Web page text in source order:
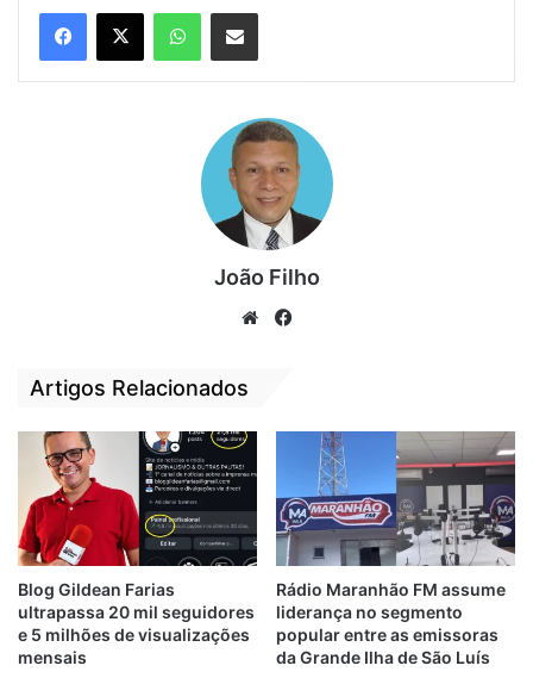
carisma únicos da Pequena Notável,
destacando seu lado divertido, irônico e
produzidas a mão, com figurinos inspirados
em filmes e shows de Carmen Miranda.
A exposição fica aberta de segunda a
segunda, das 9h às 16h, por tempo
João Filho
We
Artigos Relacionados
Blog Gildean Farias
ultrapassa 20 mil seguidores
e 5 milhões de visualizações
mensais
Rádio Maranhão FM assume
liderança no segmento
popular entre as emissoras
da Grande Ilha de São Luís